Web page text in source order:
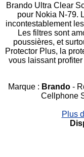
Brando Ultra Clear
pour Nokia N-79.
incontestablement
Les filtres sont
poussières, et
Protector Plus, la
vous laissant
Marque : Brando -
Cellphone
Plus